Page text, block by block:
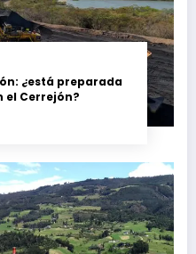
¿está preparada
el Cerrejón?